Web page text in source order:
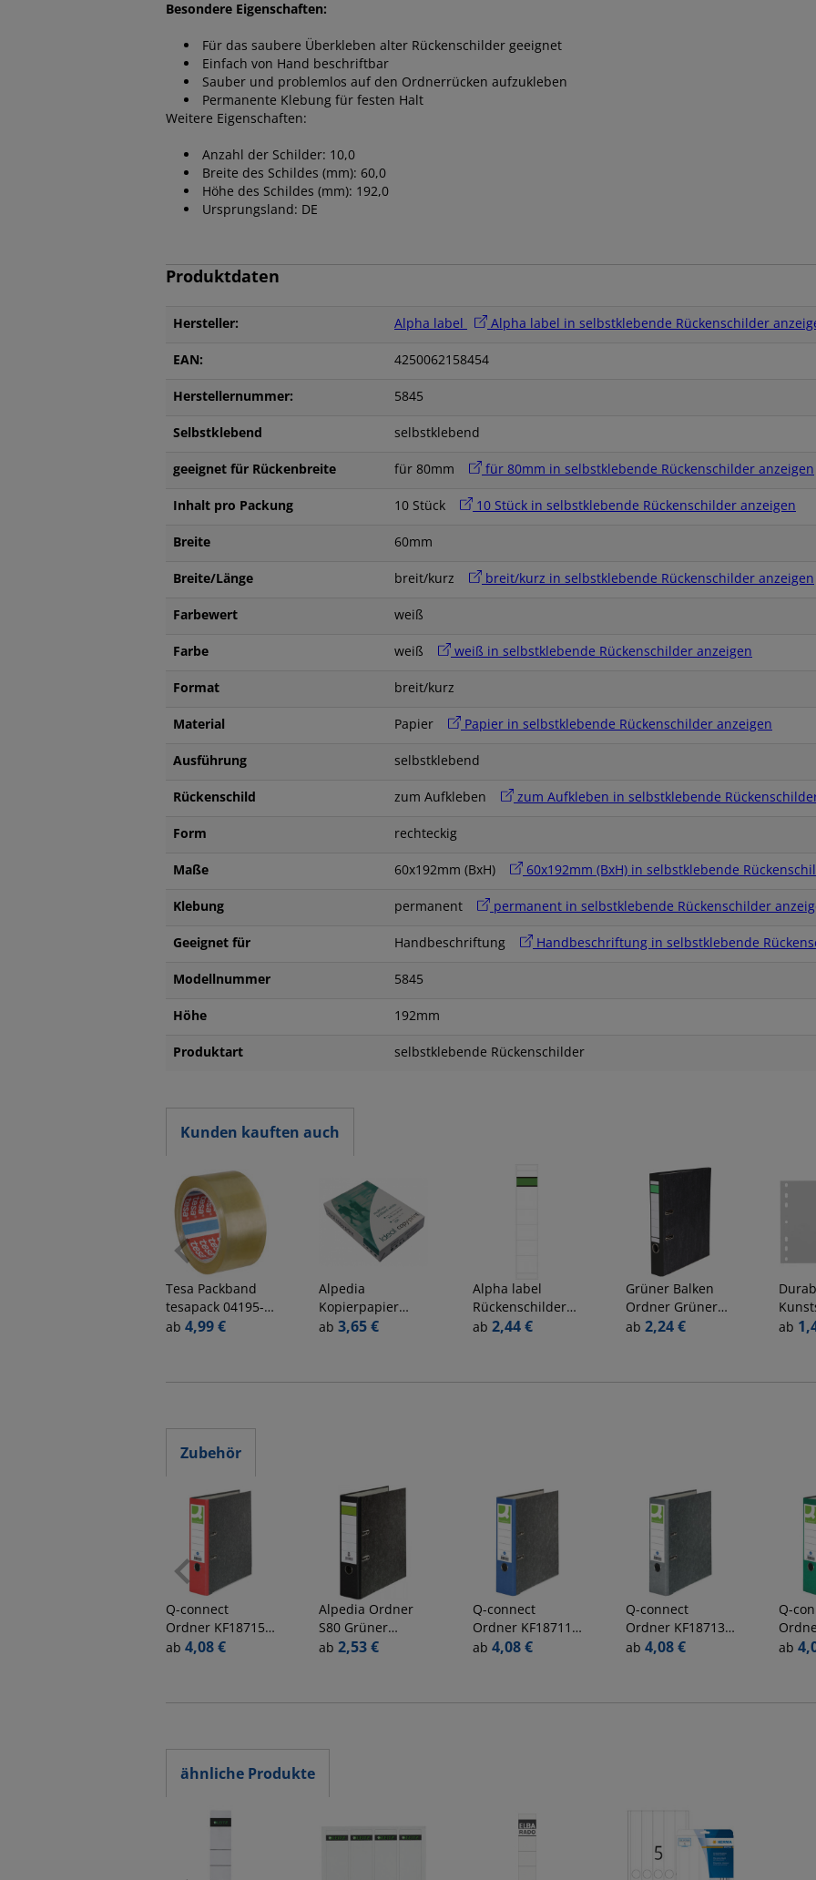
Besondere Eigenschaften:
Für das saubere Überkleben alter Rückenschilder geeignet
Einfach von Hand beschriftbar
Sauber und problemlos auf den Ordnerrücken aufzukleben
Permanente Klebung für festen Halt
Weitere Eigenschaften:
Anzahl der Schilder: 10,0
Breite des Schildes (mm): 60,0
Höhe des Schildes (mm): 192,0
Ursprungsland: DE
Produktdaten
Hersteller: Alpha label Alpha label in selbstklebende Rückenschilder
EAN: 4250062158454
Herstellernummer: 5845
Selbstklebend selbstklebend
geeignet für Rückenbreite für 80mm für 80mm in selbstklebende Rückenschilder anzeigen
Inhalt pro Packung 10 Stück 10 Stück in selbstklebende Rückenschilder anzeigen
Breite 60mm
Breite/Länge breit/kurz breit/kurz in selbstklebende Rückenschilder anzeigen
Farbewert weiß
Farbe weiß weiß in selbstklebende Rückenschilder anzeigen
Format breit/kurz
Material Papier Papier in selbstklebende Rückenschilder anzeigen
Ausführung selbstklebend
Rückenschild zum Aufkleben zum Aufkleben in selbstklebende
Form rechteckig
Maße 60x192mm (BxH) 60x192mm (BxH) in selbstklebende
Klebung permanent permanent in selbstklebende Rückenschilder
Geeignet für Handbeschriftung Handbeschriftung in selbstklebende
Modellnummer 5845
Höhe 192mm
Produktart selbstklebende Rückenschilder
Kunden kauften auch
Tesa Packband
tesapack 04195-
00000-04, 50mm
ab 4,99 €
Alpedia
Kopierpapier
Everyday Kopier
ab 3,65 €
Alpha label
Rückenschilder
Rückenschild
schmal/kurz,
ab 2,44 €
Grüner Balken
Ordner Grüner
Balken 1255, A4
ab 2,24 € ab
Zubehör
Q-connect
Ordner KF18715,
A4 80mm breit
ab 4,08 €
Alpedia Ordner
S80 Grüner
Balken 80022544,
Wolkenmarmor
ab 2,53 €
Q-connect
Ordner KF18711,
A4 80mm breit
ab 4,08 €
Q-connect
Ordner KF18713,
A4 80mm breit
ab 4,08 €
Q-
A4
ab
ähnliche Produkte